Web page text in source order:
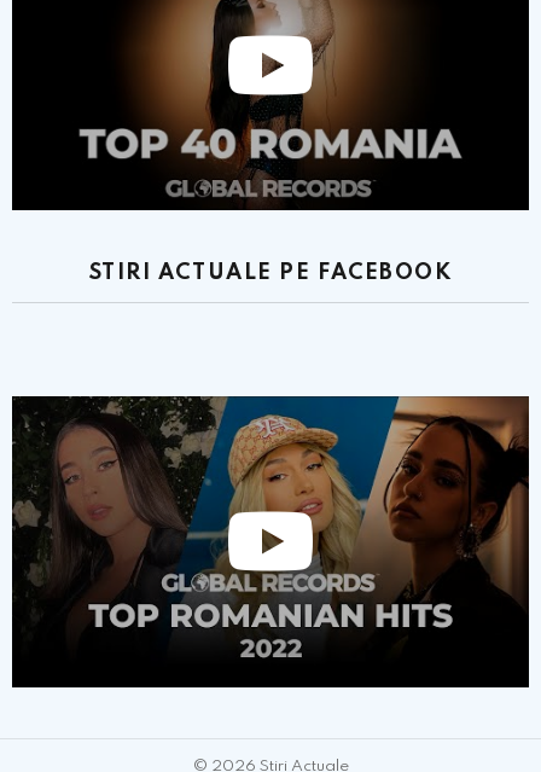
STIRI ACTUALE PE FACEBOOK
© 2026 Stiri Actuale